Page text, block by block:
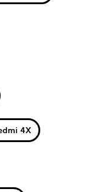
4X